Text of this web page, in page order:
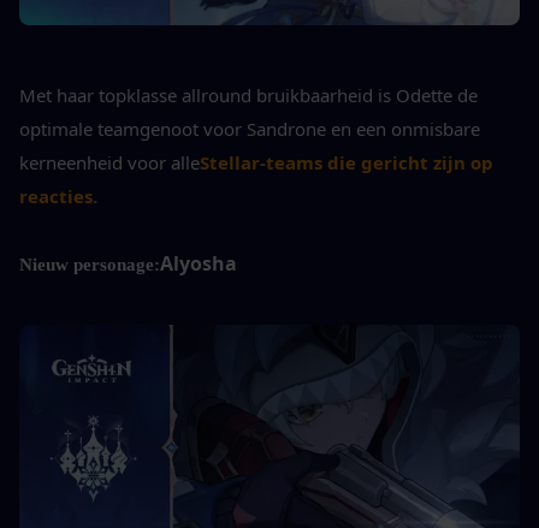
Met haar topklasse allround bruikbaarheid is Odette de
optimale teamgenoot voor Sandrone en een onmisbare
kerneenheid voor alleStellar-teams die gericht zijn op
reacties.
Nieuw personage:Alyosha